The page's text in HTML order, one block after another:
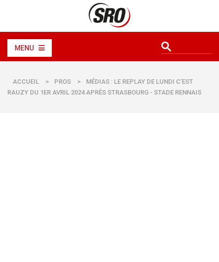
MENU
ACCUEIL > PROS >
MÉDIAS : LE REPLAY DE LUNDI C’EST
RAUZY DU 1ER AVRIL 2024 APRÈS STRASBOURG - STADE RENNAIS